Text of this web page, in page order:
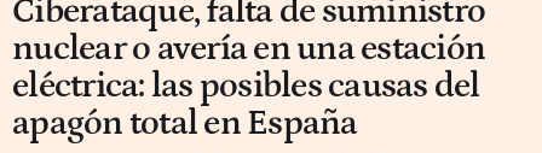
Ciberataque, falta de suministro
nuclear o avería en una estación
eléctrica: las posibles causas del
apagón total en España